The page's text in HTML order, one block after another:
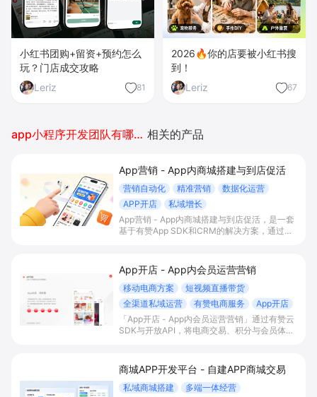
小红书团购+留资+预约怎么
玩？门店成交攻略
Leriz
81
2026🔥你的店要被小红书搜
到！
Leriz
67
app小程序开发团队有哪些公司 相关的产品
App营销 - App内商城搭建与到店促活
营销自动化 精准营销
数据化运营
APP开店
私域增长
App营销 - App内商城搭建与到店促活，是一套
基于有赞App SDK和CRM的解决方案，通过在
线上线下运营，提升到店率、复购率和整体
GMV。
App开店 - App内会员运营营销
移动电商方案
短视频直播带货
全渠道私域运营
有赞电商服务
App开店
「App开店 - App内会员运营营销」通过有赞云
SDK与开放API，将电商交易、积分与会员体系
提升变现效率与私域复购率。
商城APP开发平台 - 自建APP商城交易
私域商城搭建
多端一体经营